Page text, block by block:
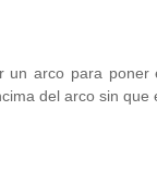
un arco para poner
del arco sin que